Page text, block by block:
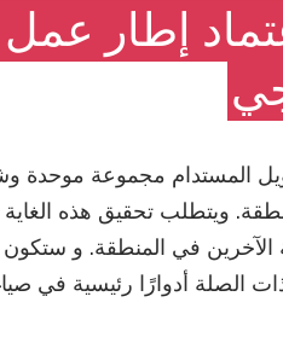
إطار
المستدام مجموعة موحدة
ويتطلب تحقيق هذه
الآخرين في المنطقة. و